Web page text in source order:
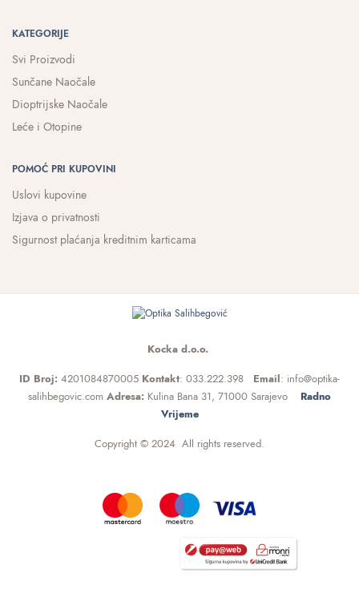
KATEGORIJE
Svi Proizvodi
Sunčane Naočale
Dioptrijske Naočale
Leće i Otopine
POMOĆ PRI KUPOVINI
Uslovi kupovine
Izjava o privatnosti
Sigurnost plaćanja kreditnim karticama
Kocka d.o.o.
ID Broj: 4201084870005Kontakt: 033.222.398 Email: info@optika-
salihbegovic.com Adresa: Kulina Bana 31, 71000 Sarajevo
Radno
Vrijeme
Copyright © 2024 All rights reserved.